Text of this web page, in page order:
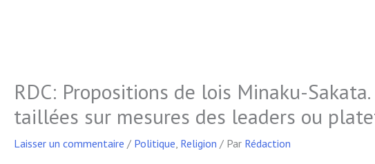
RDC: Propositions de lois Minaku-
taillées sur mesures des leaders ou
Laisser un commentaire / Politique, Religion / Par Rédaction